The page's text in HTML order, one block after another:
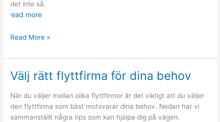
det inte så.
read more
Börjar
bli
dags
att
flytten
Read More »
Välj rätt flyttfirma för dina behov
När du väljer mellan olika flyttfirmor är det viktigt att du väljer
den flyttfirma som bäst motsvarar dina behov. Nedan har vi
sammanställt några tips som kan hjälpa dig på vägen.